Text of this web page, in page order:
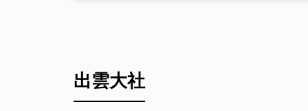
出雲大社